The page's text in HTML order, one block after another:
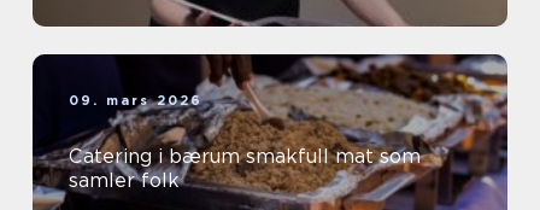
09. mars 2026
Catering i bærum smakfull mat som
samler folk